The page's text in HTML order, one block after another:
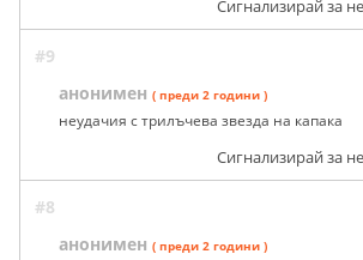
Сигнализирай за
#9
анонимен ( преди 2 години )
неудачия с трилъчева звезда на капака
Сигнализирай за
#8
анонимен ( преди 2 години )